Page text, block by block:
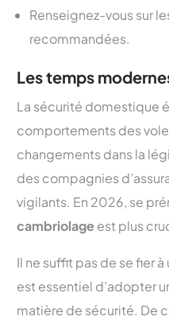
Renseignez-vous sur
recommandées.
Les temps
La sécurité domestique
comportements des
changements dans la
des compagnies
vigilants. En 2026, se
cambriolage est plus
Il ne suffit pas de se fier
est essentiel d’adopter
matière de sécurité. De